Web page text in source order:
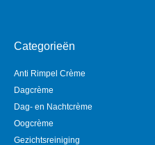
Categorieën
Anti Rimpel Crème
Dagcrème
Dag- en Nachtcrème
Oogcrème
Gezichtsreiniging